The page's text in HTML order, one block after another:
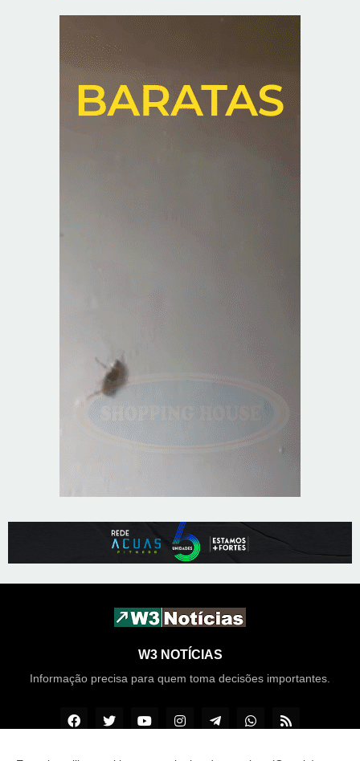
W3 NOTÍCIAS
Informação precisa para quem toma decisões importantes.